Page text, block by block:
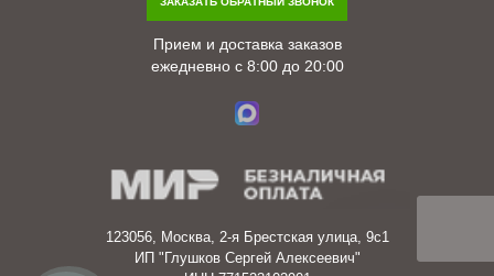
Прием и доставка заказов
ежедневно с 8:00 до 20:00
123056, Москва, 2-я Брестская улица, 9с1
ИП "Глушков Сергей Алексеевич"